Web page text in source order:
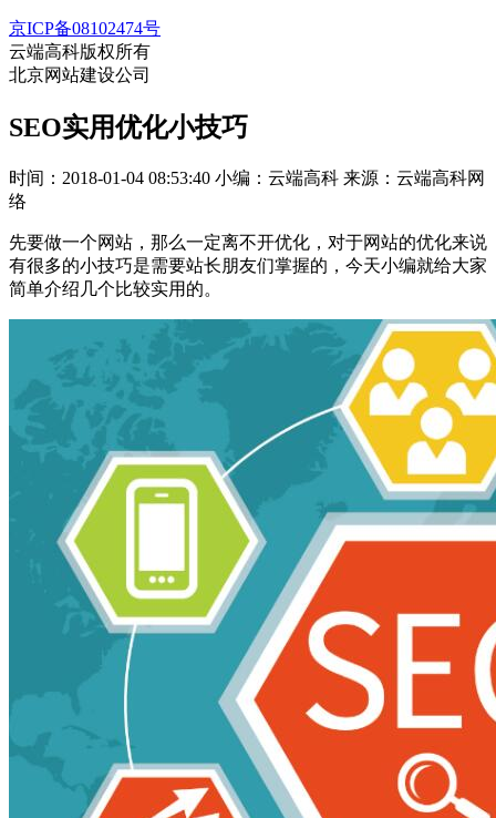
京ICP备08102474号
云端高科版权所有
北京网站建设公司
SEO实用优化小技巧
时间：2018-01-04 08:53:40 小编：云端高科 来源：云端高科网
络
先要做一个网站，那么一定离不开优化，对于网站的优化来说
有很多的小技巧是需要站长朋友们掌握的，今天小编就给大家
简单介绍几个比较实用的。